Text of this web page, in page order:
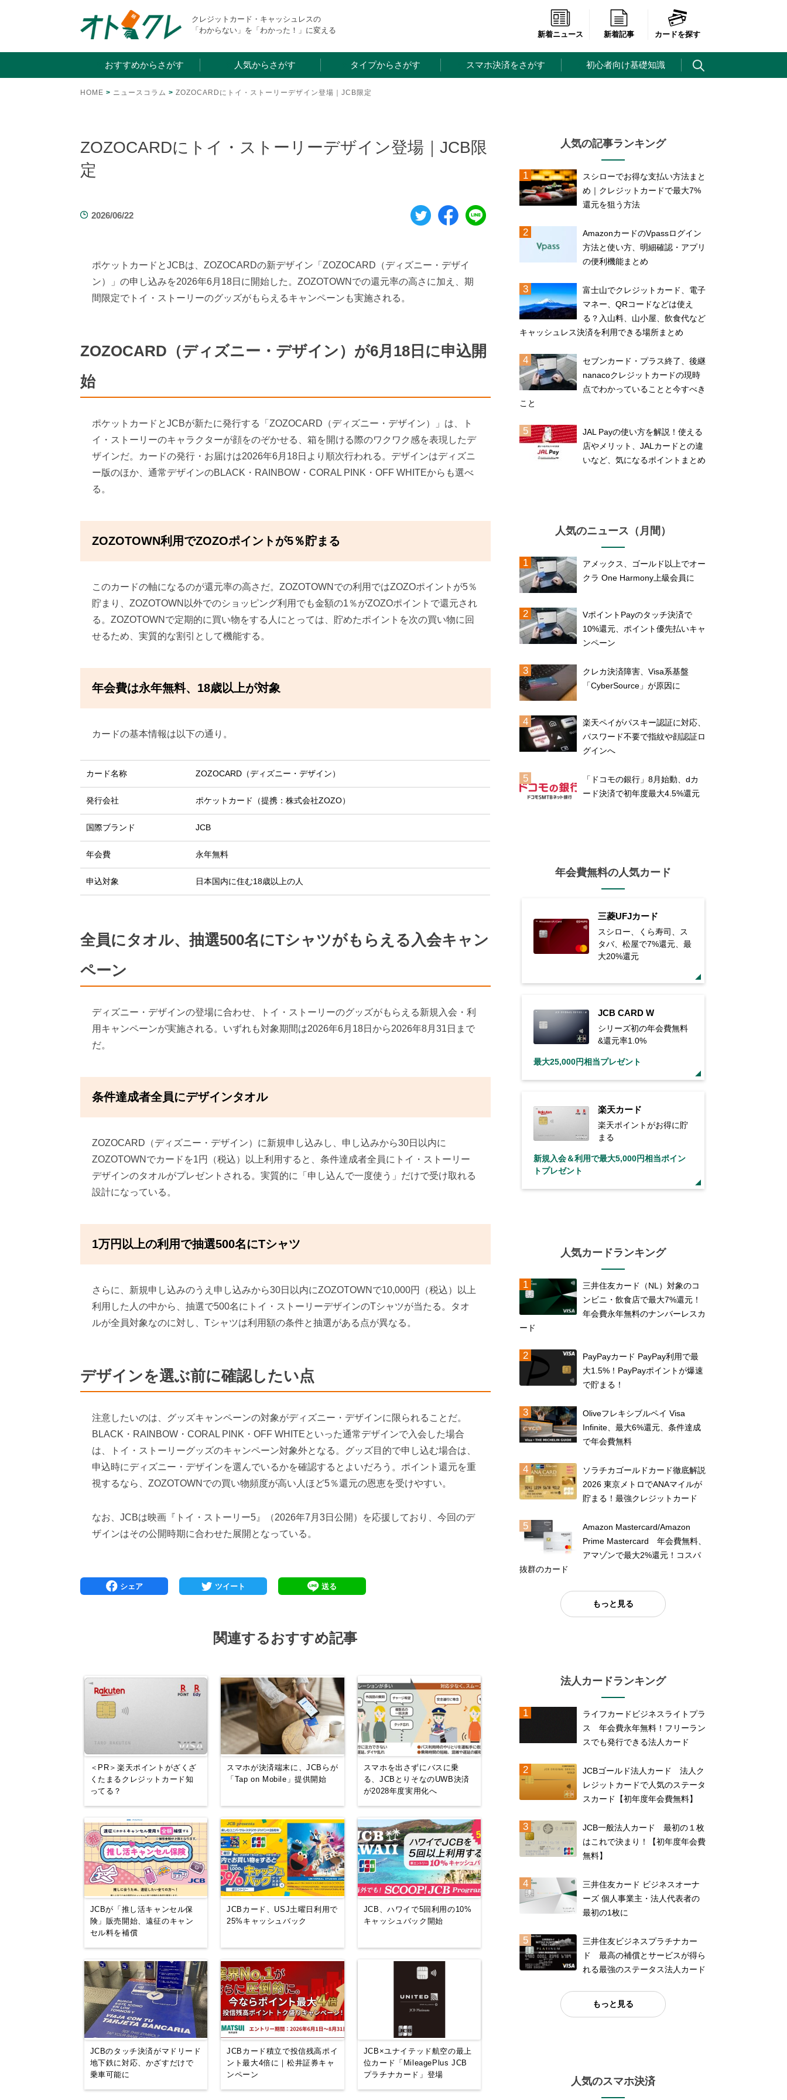
クレジットカード・キャッシュレスの
「わからない」を「わかった！」に変える
新着ニュース 新着記事 カードを探す
おすすめからさがす 人気からさがす タイプからさがす スマホ決済をさがす 初心者向け基礎知識
HOME > ニュースコラム > ZOZOCARDにトイ・ストーリーデザイン登場｜JCB限定
ZOZOCARDにトイ・ストーリーデザイン登場｜JCB限
定
2026/06/22
ポケットカードとJCBは、ZOZOCARDの新デザイン「ZOZOCARD（ディズニー・デザイ
ン）」の申し込みを2026年6月18日に開始した。ZOZOTOWNでの還元率の高さに加え、期
間限定でトイ・ストーリーのグッズがもらえるキャンペーンも実施される。
ZOZOCARD（ディズニー・デザイン）が6月18日に申込開
始
ポケットカードとJCBが新たに発行する「ZOZOCARD（ディズニー・デザイン）」は、ト
イ・ストーリーのキャラクターが顔をのぞかせる、箱を開ける際のワクワク感を表現したデ
ザインだ。カードの発行・お届けは2026年6月18日より順次行われる。デザインはディズニ
ー版のほか、通常デザインのBLACK・RAINBOW・CORAL PINK・OFF WHITEからも選べ
る。
ZOZOTOWN利用でZOZOポイントが5％貯まる
このカードの軸になるのが還元率の高さだ。ZOZOTOWNでの利用ではZOZOポイントが5％
貯まり、ZOZOTOWN以外でのショッピング利用でも金額の1％がZOZOポイントで還元され
る。ZOZOTOWNで定期的に買い物をする人にとっては、貯めたポイントを次の買い物に回
せるため、実質的な割引として機能する。
年会費は永年無料、18歳以上が対象
カードの基本情報は以下の通り。
カード名称 ZOZOCARD（ディズニー・デザイン）
発行会社 ポケットカード（提携：株式会社ZOZO）
国際ブランド JCB
年会費 永年無料
申込対象 日本国内に住む18歳以上の人
全員にタオル、抽選500名にTシャツがもらえる入会キャン
ペーン
ディズニー・デザインの登場に合わせ、トイ・ストーリーのグッズがもらえる新規入会・利
用キャンペーンが実施される。いずれも対象期間は2026年6月18日から2026年8月31日まで
だ。
条件達成者全員にデザインタオル
ZOZOCARD（ディズニー・デザイン）に新規申し込みし、申し込みから30日以内に
ZOZOTOWNでカードを1円（税込）以上利用すると、条件達成者全員にトイ・ストーリー
デザインのタオルがプレゼントされる。実質的に「申し込んで一度使う」だけで受け取れる
設計になっている。
1万円以上の利用で抽選500名にTシャツ
さらに、新規申し込みのうえ申し込みから30日以内にZOZOTOWNで10,000円（税込）以上
利用した人の中から、抽選で500名にトイ・ストーリーデザインのTシャツが当たる。タオ
ルが全員対象なのに対し、Tシャツは利用額の条件と抽選がある点が異なる。
デザインを選ぶ前に確認したい点
注意したいのは、グッズキャンペーンの対象がディズニー・デザインに限られることだ。
BLACK・RAINBOW・CORAL PINK・OFF WHITEといった通常デザインで入会した場合
は、トイ・ストーリーグッズのキャンペーン対象外となる。グッズ目的で申し込む場合は、
申込時にディズニー・デザインを選んでいるかを確認するとよいだろう。ポイント還元を重
視するなら、ZOZOTOWNでの買い物頻度が高い人ほど5％還元の恩恵を受けやすい。
なお、JCBは映画『トイ・ストーリー5』（2026年7月3日公開）を応援しており、今回のデ
ザインはその公開時期に合わせた展開となっている。
関連するおすすめ記事
＜PR＞楽天ポイントがざくざ
くたまるクレジットカード知
ってる？
スマホが決済端末に、JCBらが
「Tap on Mobile」提供開始
スマホを出さずにバスに乗
る、JCBとりそなのUWB決済
が2028年度実用化へ
JCBが「推し活キャンセル保
険」販売開始、遠征のキャン
セル料を補償
JCBカード、USJ土曜日利用で
25%キャッシュバック
JCB、ハワイで5回利用の10%
キャッシュバック開始
JCBのタッチ決済がマドリード
地下鉄に対応、かざすだけで
乗車可能に
JCBカード積立で投信残高ポイ
ント最大4倍に｜松井証券キャ
ンペーン
JCB×ユナイテッド航空の最上
位カード「MileagePlus JCB
プラチナカード」登場
人気の記事ランキング
スシローでお得な支払い方法まと
め｜クレジットカードで最大7%
還元を狙う方法
AmazonカードのVpassログイン
方法と使い方、明細確認・アプリ
の便利機能まとめ
富士山でクレジットカード、電子
マネー、QRコードなどは使え
る？入山料、山小屋、飲食代など
キャッシュレス決済を利用できる場所まとめ
セブンカード・プラス終了、後継
nanacoクレジットカードの現時
点でわかっていることと今すべき
こと
JAL Payの使い方を解説！使える
店やメリット、JALカードとの違
いなど、気になるポイントまとめ
人気のニュース（月間）
アメックス、ゴールド以上でオー
クラ One Harmony上級会員に
VポイントPayのタッチ決済で
10%還元、ポイント優先払いキャ
ンペーン
クレカ決済障害、Visa系基盤
「CyberSource」が原因に
楽天ペイがパスキー認証に対応、
パスワード不要で指紋や顔認証ロ
グインへ
「ドコモの銀行」8月始動、dカ
ード決済で初年度最大4.5%還元
年会費無料の人気カード
三菱UFJカード
スシロー、くら寿司、ス
タバ、松屋で7%還元、最
大20%還元
JCB CARD W
シリーズ初の年会費無料
&還元率1.0%
最大25,000円相当プレゼント
楽天カード
楽天ポイントがお得に貯
まる
新規入会＆利用で最大5,000円相当ポイン
トプレゼント
人気カードランキング
三井住友カード（NL）対象のコ
ンビニ・飲食店で最大7%還元！
年会費永年無料のナンバーレスカ
ード
PayPayカード PayPay利用で最
大1.5%！PayPayポイントが爆速
で貯まる！
Oliveフレキシブルペイ Visa
Infinite、最大6%還元、条件達成
で年会費無料
ソラチカゴールドカード徹底解説
2026 東京メトロでANAマイルが
貯まる！最強クレジットカード
Amazon Mastercard/Amazon
Prime Mastercard 年会費無料、
アマゾンで最大2%還元！コスパ
抜群のカード
もっと見る
法人カードランキング
ライフカードビジネスライトプラ
ス 年会費永年無料！フリーラン
スでも発行できる法人カード
JCBゴールド法人カード 法人ク
レジットカードで人気のステータ
スカード【初年度年会費無料】
JCB一般法人カード 最初の１枚
はこれで決まり！【初年度年会費
無料】
三井住友カード ビジネスオーナ
ーズ 個人事業主・法人代表者の
最初の1枚に
三井住友ビジネスプラチナカー
ド 最高の補償とサービスが得ら
れる最強のステータス法人カード
もっと見る
人気のスマホ決済